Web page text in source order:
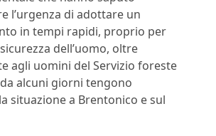
l’urgenza di adottare un
in tempi rapidi, proprio per
dell’uomo, oltre
agli uomini del Servizio foreste
alcuni giorni tengono
situazione a Brentonico e sul